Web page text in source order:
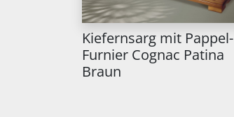
Kiefernsarg mit Pappel-
Furnier Cognac Patina
Braun